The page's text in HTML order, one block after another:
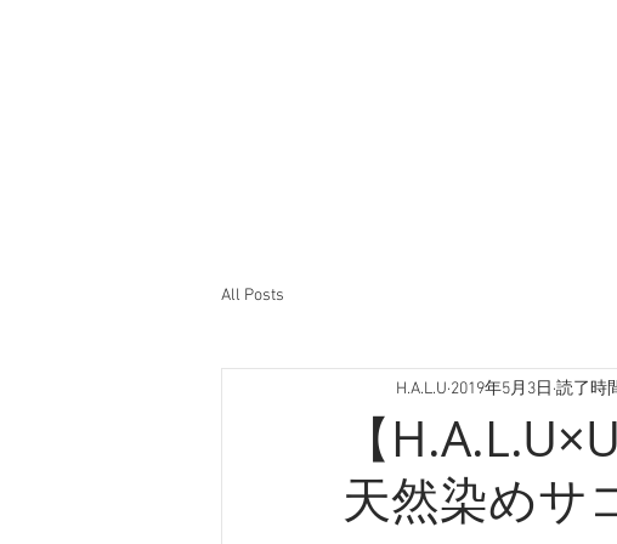
All Posts
【
天然染めサ
H.A.L.U 2019年5月3日 読了時